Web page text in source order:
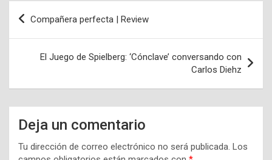
Navegación
de
Compañera perfecta | Review
El Juego de Spielberg: ‘Cónclave’ conversando con
Carlos Diehz
Deja un comentario
Tu dirección de correo electrónico no será publicada. Los